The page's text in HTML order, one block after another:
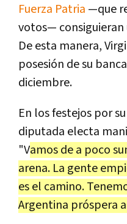
Fuerza Patria —que
votos— consiguieran
De esta manera,
posesión de su
diciembre.
En los festejos por
diputada electa
"Vamos de a poco
arena. La gente
es el camino.
Argentina próspera